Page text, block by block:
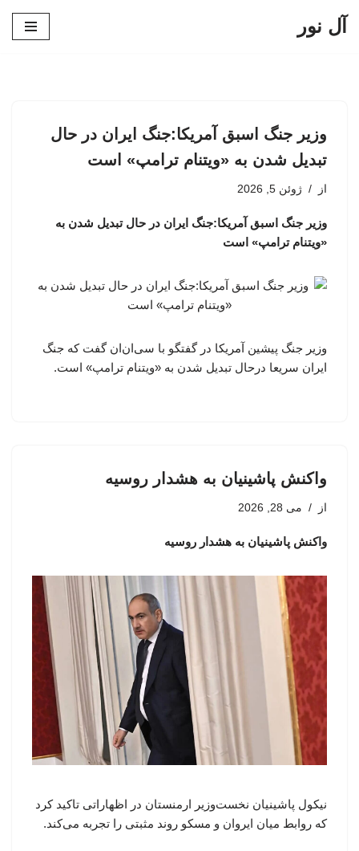
آل نور
وزیر جنگ اسبق آمریکا:جنگ ایران در حال
تبدیل شدن به «ویتنام ترامپ» است
از ژوئن 5, 2026
وزیر جنگ اسبق آمریکا:جنگ ایران در حال تبدیل شدن به
«ویتنام ترامپ» است
وزیر جنگ پیشین آمریکا در گفتگو با سی‌ان‌ان گفت که جنگ
ایران سریعا درحال تبدیل شدن به «ویتنام ترامپ» است.
واکنش پاشینیان به هشدار روسیه
از می 28, 2026
واکنش پاشینیان به هشدار روسیه
نیکول پاشینیان نخست‌وزیر ارمنستان در اظهاراتی تاکید کرد
که روابط میان ایروان و مسکو روند مثبتی را تجربه می‌کند.